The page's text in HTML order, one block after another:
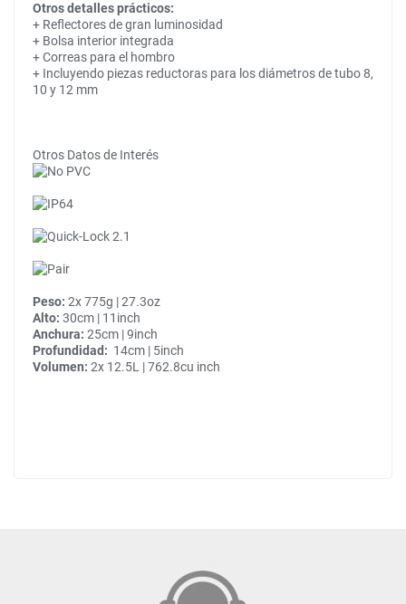
Otros detalles prácticos:
+ Reflectores de gran luminosidad
+ Bolsa interior integrada
+ Correas para el hombro
+ Incluyendo piezas reductoras para los diámetros de tubo 8,
10 y 12 mm
Otros Datos de Interés
Peso: 2x 775g | 27.3oz
Alto: 30cm | 11inch
Anchura: 25cm | 9inch
Profundidad: 14cm | 5inch
Volumen: 2x 12.5L | 762.8cu inch